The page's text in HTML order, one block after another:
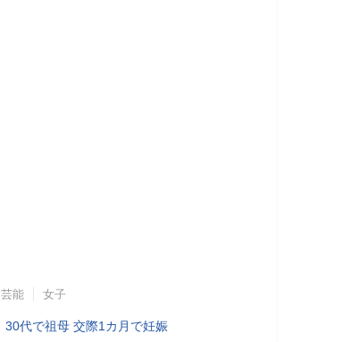
芸能 女子
30代で祖母 交際1カ月で妊娠